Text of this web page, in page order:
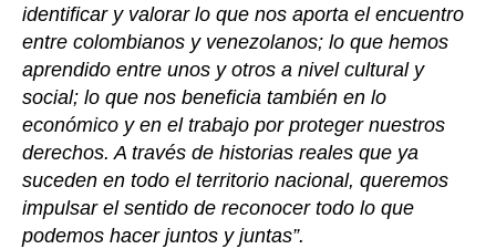
identificar y valorar lo que nos aporta el encuentro
entre colombianos y venezolanos; lo que hemos
aprendido entre unos y otros a nivel cultural y
social; lo que nos beneficia también en lo
económico y en el trabajo por proteger nuestros
derechos. A través de historias reales que ya
suceden en todo el territorio nacional, queremos
impulsar el sentido de reconocer todo lo que
podemos hacer juntos y juntas”.